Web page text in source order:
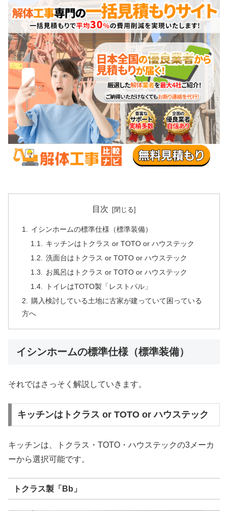
目次
イシンホームの標準仕様（標準装備）
キッチンはトクラス or TOTO or ハウステック
洗面台はトクラス or TOTO or ハウステック
お風呂はトクラス or TOTO or ハウステック
トイレはTOTO製「レストパル」
購入検討している土地に古家が建っていて困っている
方へ
イシンホームの標準仕様（標準装備）
それではさっそく解説していきます。
キッチンはトクラス or TOTO or ハウステック
キッチンは、トクラス・TOTO・ハウステックの3メーカ
ーから選択可能です。
トクラス製「Bb」